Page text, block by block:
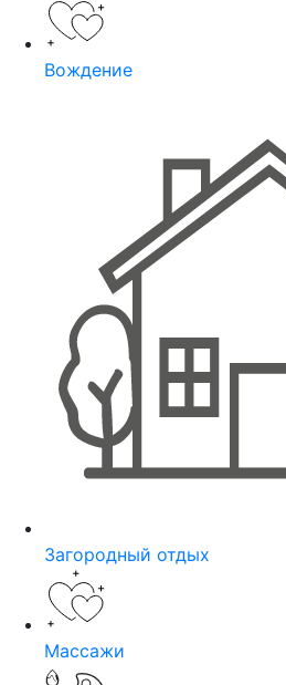
Вождение
Загородный отдых
Массажи